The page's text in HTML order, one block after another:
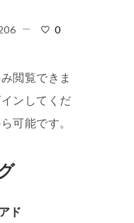
0
閲覧できま
ンしてくだ
可能です。
ド